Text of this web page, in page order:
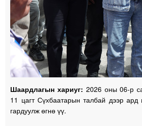
Шаардлагын хариуг: 2026 оны 06-р
11 цагт Сүхбаатарын талбай дээр ард
гардуулж өгнө үү.